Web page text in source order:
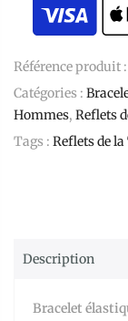
Référence produit :
Catégories :
Hommes, Reflets
Tags : Reflets de
Description
Bracelet